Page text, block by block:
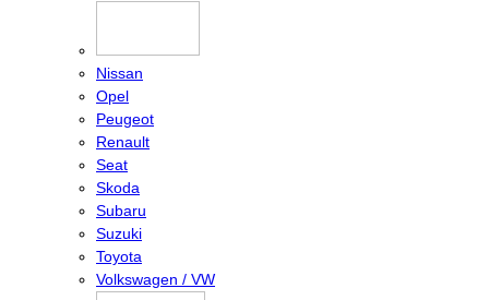
Nissan
Opel
Peugeot
Renault
Seat
Skoda
Subaru
Suzuki
Toyota
Volkswagen / VW